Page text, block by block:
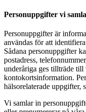
Personuppgifter vi
Personuppgifter är
användas för att
Sådana personuppgifter
postadress,
underåriga ges tillträde till
kontokortsinformation.
hälsorelaterade
Vi samlar in